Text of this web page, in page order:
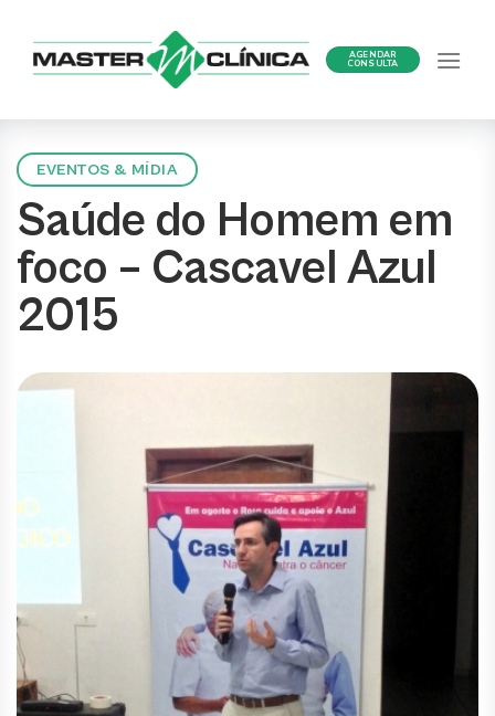
AGENDAR
CONSULTA
EVENTOS & MÍDIA
Saúde do Homem em
foco – Cascavel Azul
2015